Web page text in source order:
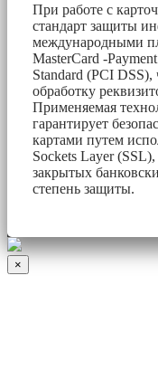
При работе с
стандарт защиты
международными
MasterCard -
Standard (PCI DSS),
обработку
Применяемая
гарантирует
картами путем
Sockets Layer
закрытых
степень защиты.
×